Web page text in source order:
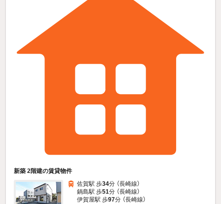
新築 2階建の賃貸物件
佐賀駅 歩34分 （長崎線）
鍋島駅 歩51分 （長崎線）
伊賀屋駅 歩97分 （長崎線）